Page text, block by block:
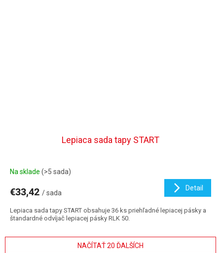
Lepiaca sada tapy START
Na sklade (>5 sada)
€33,42 / sada
Detail
Lepiaca sada tapy START obsahuje 36 ks priehľadné lepiacej pásky a
štandardné odvíjač lepiacej pásky RLK 50.
NAČÍTAŤ 20 ĎALŠÍCH